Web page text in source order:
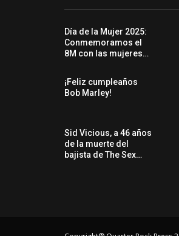
Día de la Mujer 2025:
Conmemoramos el
8M con las mujeres…
¡Feliz cumpleaños
Bob Marley!
Sid Vicious, a 46 años
de la muerte del
bajista de The Sex…